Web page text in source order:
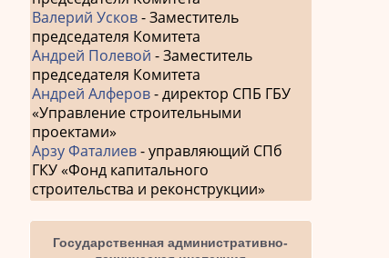
Валерий Усков- Заместитель
председателя Комитета
Андрей Полевой - Заместитель
председателя Комитета
Андрей Алферов- директор СПБ ГБУ
«Управление строительными
проектами»
Арзу Фаталиев- управляющий СПб
ГКУ «Фонд капитального
строительства и реконструкции»
Государственная административно-